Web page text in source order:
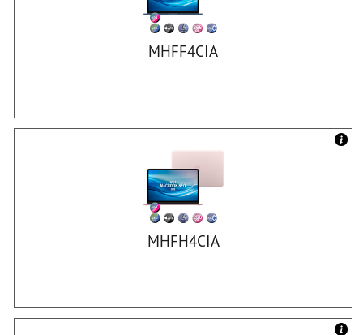
MHFF4CIA
MHFH4CIA